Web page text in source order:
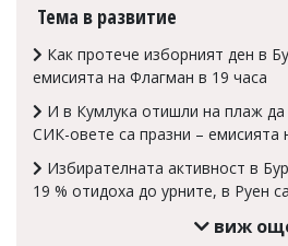
читателите
редакцията
носи
отговорност
тях!
Ако
Тема в развитие
Как протече изборният ден в
емисията на Флагман в 19 часа
И в Кумлука отишли на плаж
СИК-овете са празни – емисията
Избирателната активност в
19 % отидоха до урните, в Руен
виж